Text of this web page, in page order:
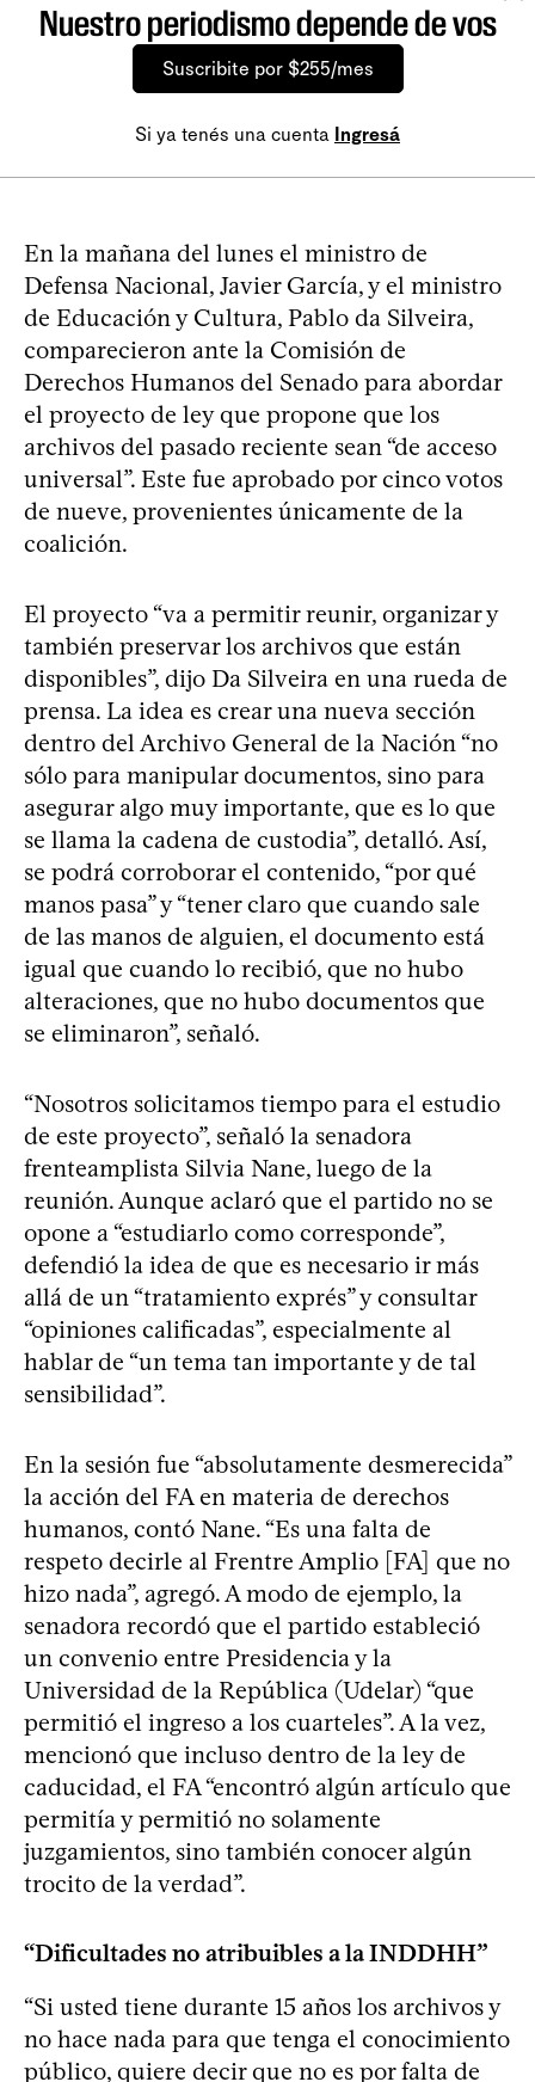
Nuestro periodismo depende de vos
Suscribite por $255/mes
Si ya tenés una cuenta Ingresá
En la mañana del lunes el ministro de
Defensa Nacional, Javier García, y el ministro
de Educación y Cultura, Pablo da Silveira,
comparecieron ante la Comisión de
Derechos Humanos del Senado para abordar
el proyecto de ley que propone que los
archivos del pasado reciente sean “de acceso
universal”. Este fue aprobado por cinco votos
de nueve, provenientes únicamente de la
coalición.
El proyecto “va a permitir reunir, organizar y
también preservar los archivos que están
disponibles”, dijo Da Silveira en una rueda de
prensa. La idea es crear una nueva sección
dentro del Archivo General de la Nación “no
sólo para manipular documentos, sino para
asegurar algo muy importante, que es lo que
se llama la cadena de custodia”, detalló. Así,
se podrá corroborar el contenido, “por qué
manos pasa” y “tener claro que cuando sale
de las manos de alguien, el documento está
igual que cuando lo recibió, que no hubo
alteraciones, que no hubo documentos que
se eliminaron”, señaló.
“Nosotros solicitamos tiempo para el estudio
de este proyecto”, señaló la senadora
frenteamplista Silvia Nane, luego de la
reunión. Aunque aclaró que el partido no se
opone a “estudiarlo como corresponde”,
defendió la idea de que es necesario ir más
allá de un “tratamiento exprés” y consultar
“opiniones calificadas”, especialmente al
hablar de “un tema tan importante y de tal
sensibilidad”.
En la sesión fue “absolutamente desmerecida”
la acción del FA en materia de derechos
humanos, contó Nane. “Es una falta de
respeto decirle al Frentre Amplio [FA] que no
hizo nada”, agregó. A modo de ejemplo, la
senadora recordó que el partido estableció
un convenio entre Presidencia y la
Universidad de la República (Udelar) “que
permitió el ingreso a los cuarteles”. A la vez,
mencionó que incluso dentro de la ley de
caducidad, el FA “encontró algún artículo que
permitía y permitió no solamente
juzgamientos, sino también conocer algún
trocito de la verdad”.
“Dificultades no atribuibles a la INDDHH”
“Si usted tiene durante 15 años los archivos y
no hace nada para que tenga el conocimiento
público, quiere decir que no es por falta de